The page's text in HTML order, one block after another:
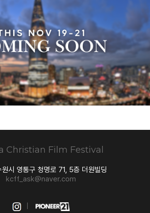
Christian Film Festival
원시 영통구 청명로 71, 5층 더원빌딩
kcff_ask@naver.com